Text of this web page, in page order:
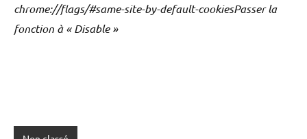
chrome://flags/#same-site-by-default-cookiesPasser la
fonction à « Disable »​